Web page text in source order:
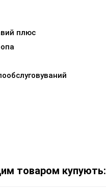
плюс
товаром купують: